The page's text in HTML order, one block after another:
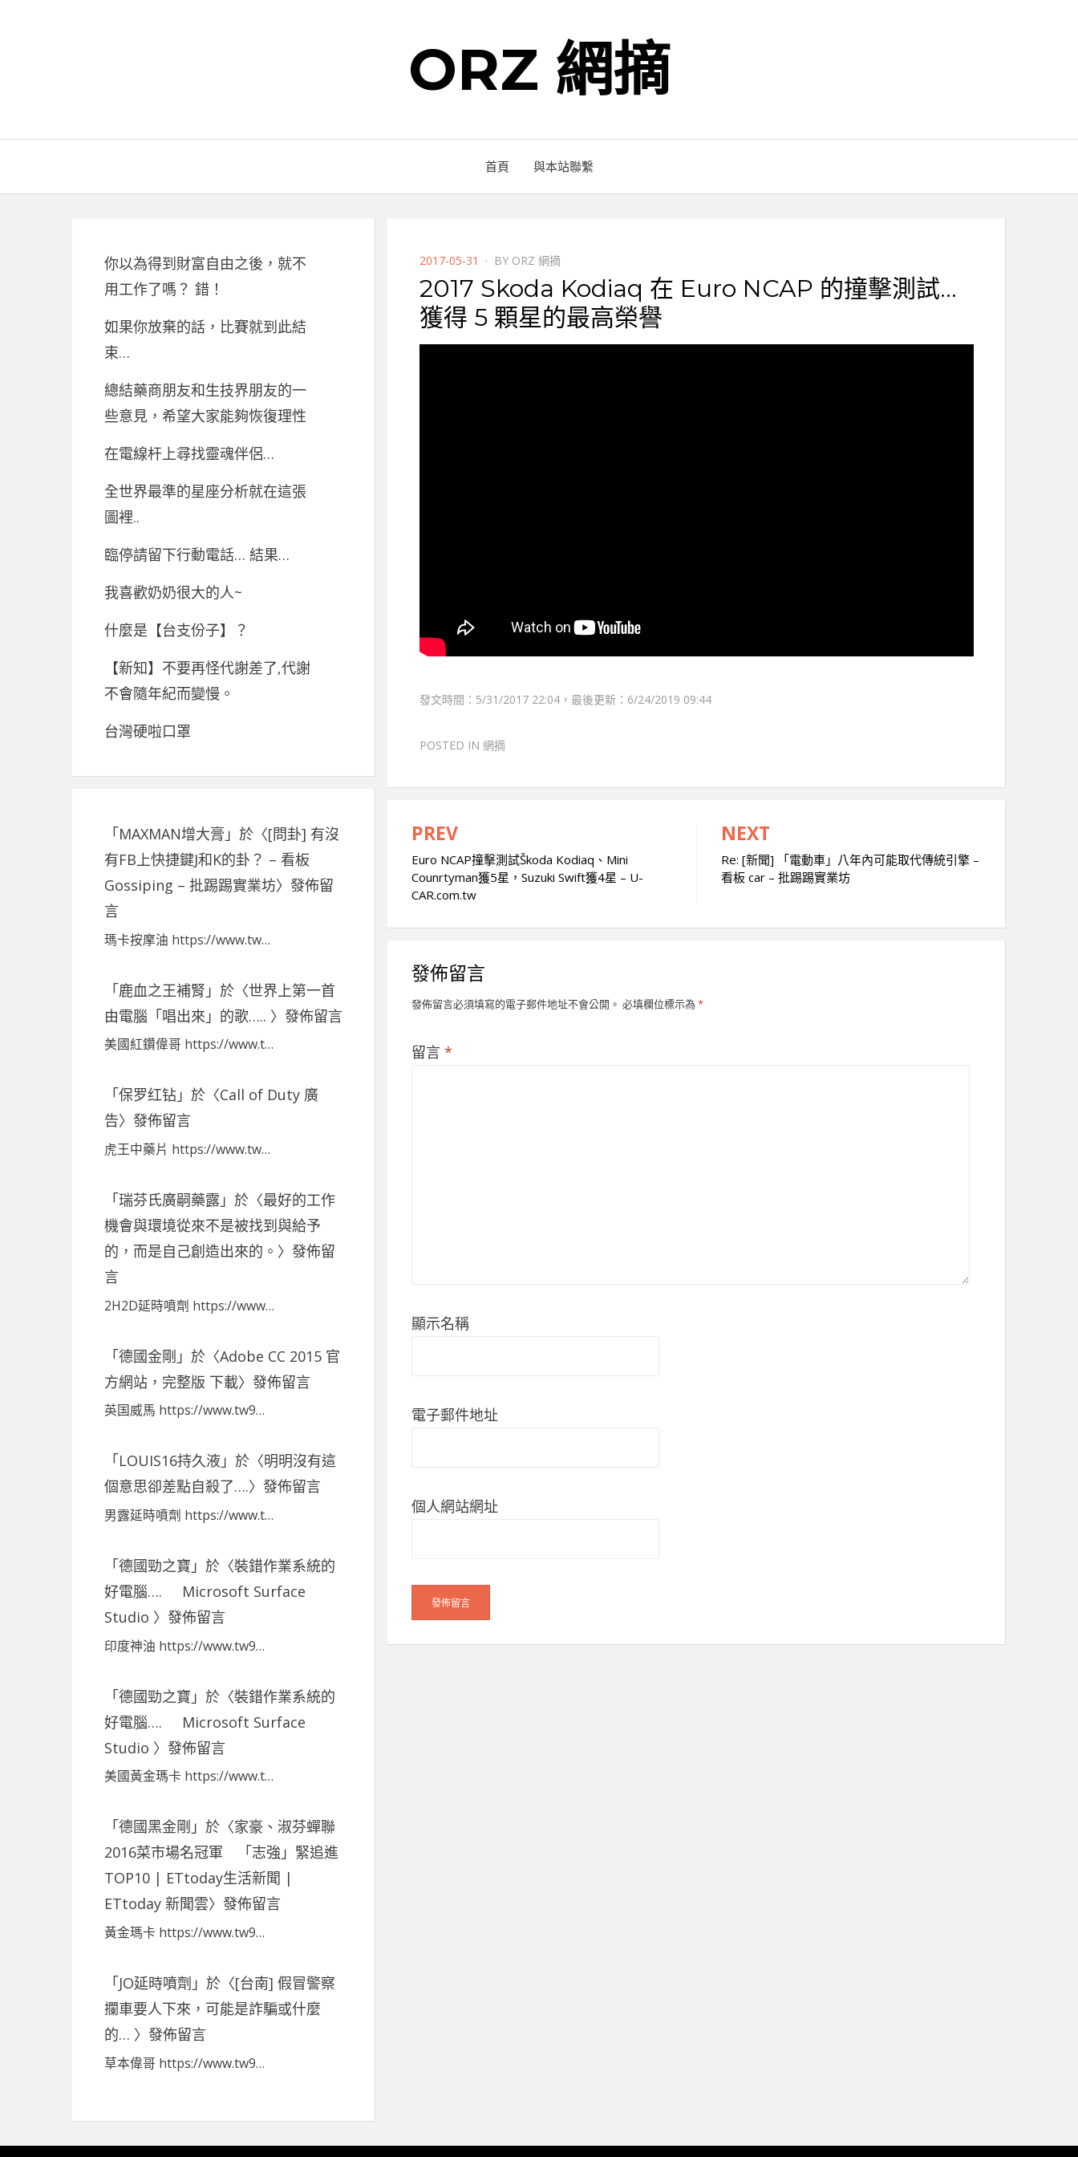
ORZ 網摘
首頁 與本站聯繫
POSTED
ON
2017-05-31 BY ORZ 網摘
2017 Skoda Kodiaq 在 Euro NCAP 的撞擊測試…
獲得 5 顆星的最高榮譽
發文時間：5/31/2017 22:04，最後更新：6/24/2019 09:44
POSTED IN 網摘
文
章
導
覽
PREV
Euro NCAP撞擊測試Škoda Kodiaq、Mini
Counrtyman獲5星，Suzuki Swift獲4星 – U-
CAR.com.tw
NEXT
Re: [新聞] 「電動車」八年內可能取代傳統引擎 –
看板 car – 批踢踢實業坊
發佈留言
發佈留言必須填寫的電子郵件地址不會公開。 必填欄位標示為 *
留言 *
顯示名稱
電子郵件地址
個人網站網址
你以為得到財富自由之後，就不
用工作了嗎？ 錯！
如果你放棄的話，比賽就到此結
束…
總結藥商朋友和生技界朋友的一
些意見，希望大家能夠恢復理性
在電線杆上尋找靈魂伴侶…
全世界最準的星座分析就在這張
圖裡..
臨停請留下行動電話… 結果…
我喜歡奶奶很大的人~
什麼是【台支份子】？
【新知】不要再怪代謝差了,代謝
不會隨年紀而變慢。
台灣硬啦口罩
「MAXMAN增大膏 」於〈[問卦] 有沒
有FB上快捷鍵J和K的卦？ – 看板
Gossiping – 批踢踢實業坊〉發佈留
言
瑪卡按摩油 https://www.tw…
「鹿血之王補腎 」於〈世界上第一首
由電腦「唱出來」的歌….. 〉發佈留言
美國紅鑽偉哥 https://www.t…
「保罗红钻」於〈Call of Duty 廣
告〉發佈留言
虎王中藥片 https://www.tw…
「瑞芬氏廣嗣藥露」於〈最好的工作
機會與環境從來不是被找到與給予
的，而是自己創造出來的。 〉發佈留
言
2H2D延時噴劑 https://www…
「德國金剛 」於〈Adobe CC 2015 官
方網站，完整版 下載〉發佈留言
英国威馬 https://www.tw9…
「LOUIS16持久液」於〈明明沒有這
個意思卻差點自殺了….〉發佈留言
男露延時噴劑 https://www.t…
「德國勁之寶 」於〈裝錯作業系統的
好電腦…. Microsoft Surface
Studio 〉發佈留言
印度神油 https://www.tw9…
「德國勁之寶 」於〈裝錯作業系統的
好電腦…. Microsoft Surface
Studio 〉發佈留言
美國黃金瑪卡 https://www.t…
「德國黑金剛 」於〈家豪、淑芬蟬聯
2016菜市場名冠軍 「志強」緊追進
TOP10 | ETtoday生活新聞 |
ETtoday 新聞雲〉發佈留言
黃金瑪卡 https://www.tw9…
「JO延時噴劑 」於〈[台南] 假冒警察
攔車要人下來，可能是詐騙或什麼
的… 〉發佈留言
草本偉哥 https://www.tw9…